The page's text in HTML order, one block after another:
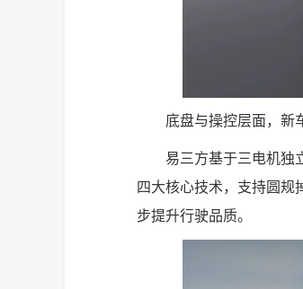
底盘与操控层面，新
易三方基于三电机独
四大核心技术，支持圆规
步提升行驶品质。